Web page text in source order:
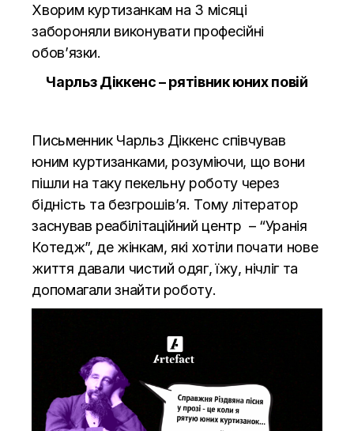
Хворим куртизанкам на 3 місяці
забороняли виконувати професійні
обов’язки.
Чарльз Діккенс – рятівник юних повій
Письменник Чарльз Діккенс співчував
юним куртизанками, розуміючи, що вони
пішли на таку пекельну роботу через
бідність та безгрошів’я. Тому літератор
заснував реабілітаційний центр – “Уранія
Котедж”, де жінкам, які хотіли почати нове
життя давали чистий одяг, їжу, нічліг та
допомагали знайти роботу.